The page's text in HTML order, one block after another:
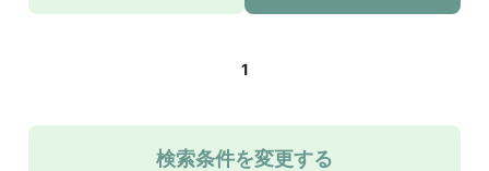
1
検索条件を変更する